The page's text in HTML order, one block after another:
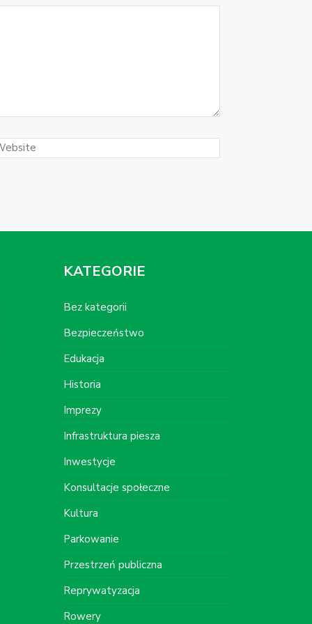
KATEGORIE
Bez kategorii
Bezpieczeństwo
Edukacja
Historia
Imprezy
Infrastruktura piesza
Inwestycje
Konsultacje społeczne
Kultura
Parkowanie
Przestrzeń publiczna
Reprywatyzacja
Rowery